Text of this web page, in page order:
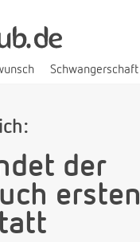
Schwangerschaft
der
ersten